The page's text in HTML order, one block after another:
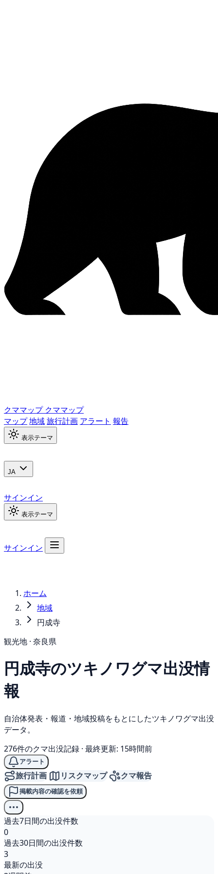
クママップ クママップ
マップ地域旅行計画 アラート 報告
表示テーマ
JA
サインイン
表示テーマ
サインイン
ホーム
地域
円成寺
観光地 · 奈良県
円成寺のツキノワグマ出没情
報
自治体発表・報道・地域投稿をもとにしたツキノワグマ出没
データ。
276件のクマ出没記録 · 最終更新: 15時間前
アラート
旅行計画 リスクマップ クマ報告
掲載内容の確認を依頼
過去7日間の出没件数
0
過去30日間の出没件数
3
最新の出没